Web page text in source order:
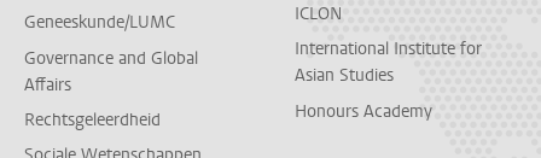
Geneeskunde/LUMC
Governance and Global
Affairs
Rechtsgeleerdheid
ICLON
International Institute for
Asian Studies
Honours Academy